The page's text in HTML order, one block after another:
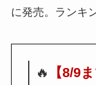
に発売。ランキ
🔥 【8/9ま